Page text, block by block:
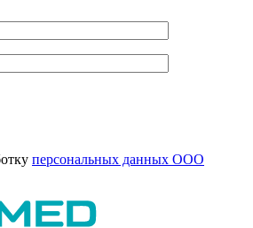
персональных данных ООО